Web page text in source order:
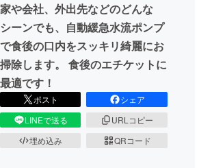
家や会社、外出先などのどんな
シーンでも、自動緩急水流ポンプ
で食後の口内をスッキリ綺麗にお
掃除します。 食後のエチケットに
最適です！
ポスト
シェア
LINEで送る
URLコピー
埋め込み
QRコード